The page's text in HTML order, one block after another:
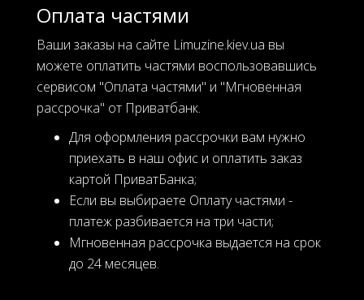
Оплата частями
Ваши заказы на сайте Limuzine.kiev.ua вы
можете оплатить частями воспользовавшись
сервисом "Оплата частями" и "Мгновенная
рассрочка" от Приватбанк.
Для оформления рассрочки вам нужно
приехать в наш офис и оплатить заказ
картой ПриватБанка;
Если вы выбираете Оплату частями -
платеж разбивается на три части;
Мгновенная рассрочка выдается на срок
до 24 месяцев.